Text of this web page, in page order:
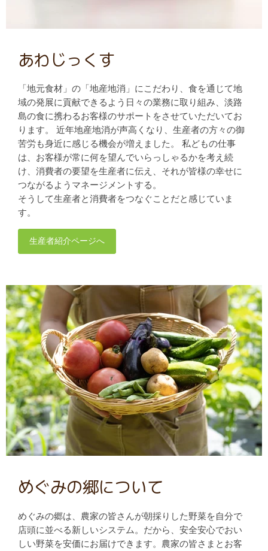
あわじっくす
「地元食材」の「地産地消」にこだわり、食を通じて地
域の発展に貢献できるよう日々の業務に取り組み、淡路
島の食に携わるお客様のサポートをさせていただいてお
ります。 近年地産地消が声高くなり、生産者の方々の御
苦労も身近に感じる機会が増えました。 私どもの仕事
は、お客様が常に何を望んでいらっしゃるかを考え続
け、消費者の要望を生産者に伝え、それが皆様の幸せに
つながるようマネージメントする。
そうして生産者と消費者をつなぐことだと感じていま
す。
生産者紹介ページへ
めぐみの郷について
めぐみの郷は、農家の皆さんが朝採りした野菜を自分で
店頭に並べる新しいシステム。だから、安全安心でおい
しい野菜を安価にお届けできます。農家の皆さまとお客